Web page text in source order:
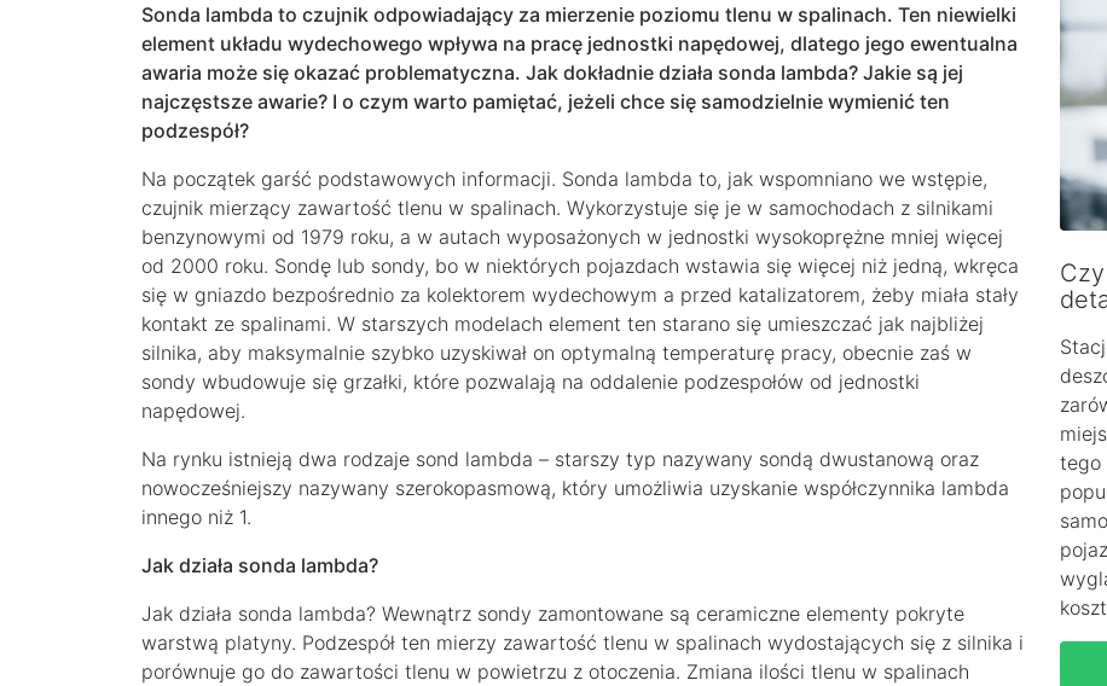
Sonda lambda to czujnik odpowiadający za mierzenie poziomu tlenu w spalinach. Ten niewielki
element układu wydechowego wpływa na pracę jednostki napędowej, dlatego jego ewentualna
awaria może się okazać problematyczna. Jak dokładnie działa sonda lambda? Jakie są jej
najczęstsze awarie? I o czym warto pamiętać, jeżeli chce się samodzielnie wymienić ten
podzespół?
Na początek garść podstawowych informacji. Sonda lambda to, jak wspomniano we wstępie,
czujnik mierzący zawartość tlenu w spalinach. Wykorzystuje się je w samochodach z silnikami
benzynowymi od 1979 roku, a w autach wyposażonych w jednostki wysokoprężne mniej więcej
od 2000 roku. Sondę lub sondy, bo w niektórych pojazdach wstawia się więcej niż jedną, wkręca
się w gniazdo bezpośrednio za kolektorem wydechowym a przed katalizatorem, żeby miała stały
kontakt ze spalinami. W starszych modelach element ten starano się umieszczać jak najbliżej
silnika, aby maksymalnie szybko uzyskiwał on optymalną temperaturę pracy, obecnie zaś w
sondy wbudowuje się grzałki, które pozwalają na oddalenie podzespołów od jednostki
napędowej.
Na rynku istnieją dwa rodzaje sond lambda – starszy typ nazywany sondą dwustanową oraz
nowocześniejszy nazywany szerokopasmową, który umożliwia uzyskanie współczynnika lambda
innego niż 1.
Jak działa sonda lambda?
Jak działa sonda lambda? Wewnątrz sondy zamontowane są ceramiczne elementy pokryte
warstwą platyny. Podzespół ten mierzy zawartość tlenu w spalinach wydostających się z silnika i
porównuje go do zawartości tlenu w powietrzu z otoczenia. Zmiana ilości tlenu w spalinach
tego